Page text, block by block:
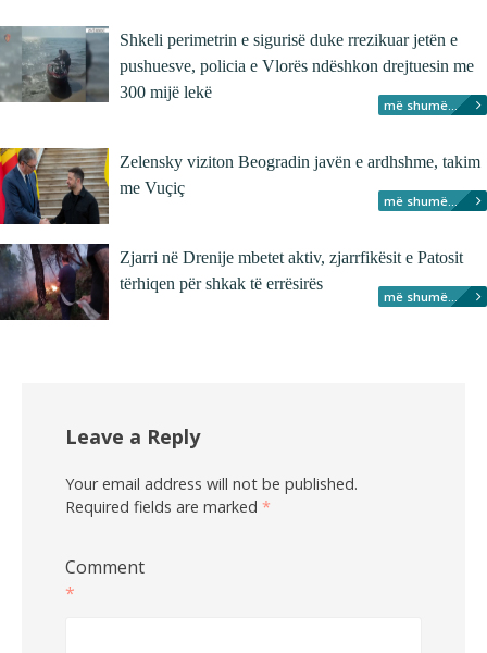
Shkeli perimetrin e sigurisë duke rrezikuar jetën e
pushuesve, policia e Vlorës ndëshkon drejtuesin me
300 mijë lekë
më shumë...
Zelensky viziton Beogradin javën e ardhshme, takim
me Vuçiç
më shumë...
Zjarri në Drenije mbetet aktiv, zjarrfikësit e Patosit
tërhiqen për shkak të errësirës
më shumë...
Leave a Reply
Your email address will not be published.
Required fields are marked *
Comment
*